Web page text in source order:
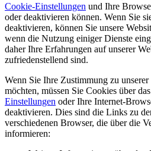
Cookie-Einstellungen und Ihre
oder deaktivieren können. Wenn Sie
deaktivieren, können Sie unsere
wenn die Nutzung einiger Dienste
daher Ihre Erfahrungen auf unserer
zufriedenstellend sind.
Wenn Sie Ihre Zustimmung zu
möchten, müssen Sie Cookies über
Einstellungen oder Ihre Internet-
deaktivieren. Dies sind die Links zu
verschiedenen Browser, die über die
informieren: